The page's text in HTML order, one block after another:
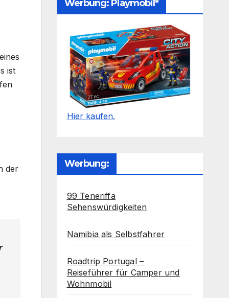
ist
der
Werbung: Playmobil*
Hier kaufen.
Werbung:
99 Teneriffa
Sehenswürdigkeiten
Namibia als Selbstfahrer
Roadtrip Portugal –
Reiseführer für Camper und
Wohnmobil